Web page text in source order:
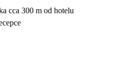
cca 300 m od hotelu